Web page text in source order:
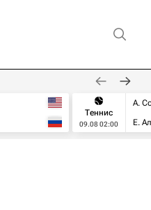
Теннис
09.08 02:00
А.
Е.